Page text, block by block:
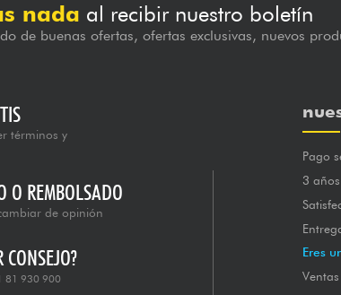
nada al recibir nuestro boletín
de buenas ofertas, ofertas exclusivas, nuevos
términos y
O REMBOLSADO
de opinión
CONSEJO?
81 930 900
Pago
3
Eres